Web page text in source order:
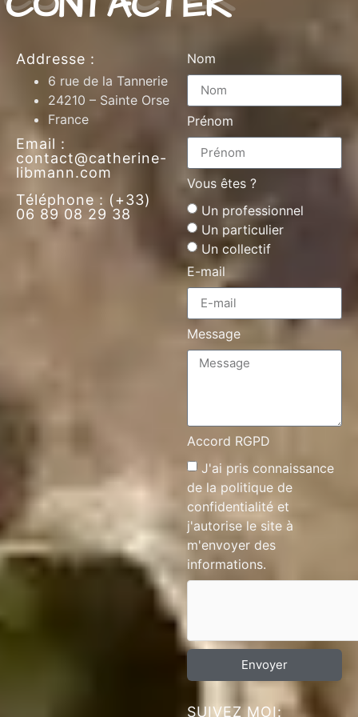
Addresse :
6 rue de la Tannerie
24210 – Sainte Orse
France
Email :
contact@catherine-
libmann.com
Téléphone : (+33)
06 89 08 29 38
Nom
Prénom
Vous êtes ?
Un professionnel
Un particulier
Un collectif
E-mail
Message
Accord RGPD
J'ai pris connaissance
de la politique de
confidentialité et
j'autorise le site à
m'envoyer des
informations.
Envoyer
SUIVEZ MOI: